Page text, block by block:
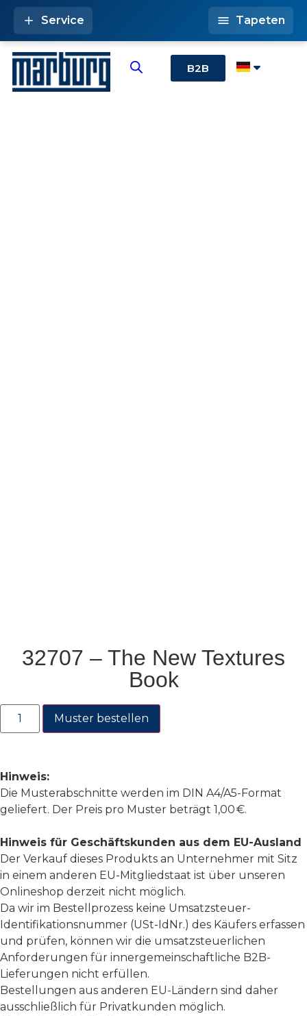
B2B
Service Tapeten
32707 – The New Textures
Book
Muster bestellen
Hinweis:
Die Musterabschnitte werden im DIN A4/A5-Format
geliefert. Der Preis pro Muster beträgt 1,00 €.
Hinweis für Geschäftskunden aus dem EU-Ausland
Der Verkauf dieses Produkts an Unternehmer mit Sitz
in einem anderen EU-Mitgliedstaat ist über unseren
Onlineshop derzeit nicht möglich.
Da wir im Bestellprozess keine Umsatzsteuer-
Identifikationsnummer (USt-IdNr.) des Käufers erfassen
und prüfen, können wir die umsatzsteuerlichen
Anforderungen für innergemeinschaftliche B2B-
Lieferungen nicht erfüllen.
Bestellungen aus anderen EU-Ländern sind daher
ausschließlich für Privatkunden möglich.